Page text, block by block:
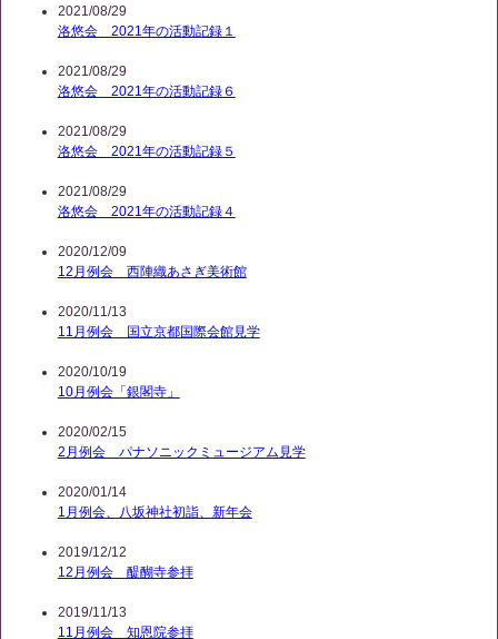
2021/08/29
洛悠会 2021年の活動記録１
2021/08/29
洛悠会 2021年の活動記録６
2021/08/29
洛悠会 2021年の活動記録５
2021/08/29
洛悠会 2021年の活動記録４
2020/12/09
12月例会 西陣織あさぎ美術館
2020/11/13
11月例会 国立京都国際会館見学
2020/10/19
10月例会「銀閣寺」
2020/02/15
2月例会 パナソニックミュージアム見学
2020/01/14
1月例会、八坂神社初詣、新年会
2019/12/12
12月例会 醍醐寺参拝
2019/11/13
11月例会 知恩院参拝